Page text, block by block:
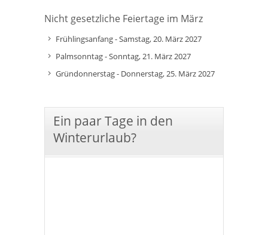
Nicht gesetzliche Feiertage im März
Frühlingsanfang - Samstag, 20. März 2027
Palmsonntag - Sonntag, 21. März 2027
Gründonnerstag - Donnerstag, 25. März 2027
Ein paar Tage in den
Winterurlaub?